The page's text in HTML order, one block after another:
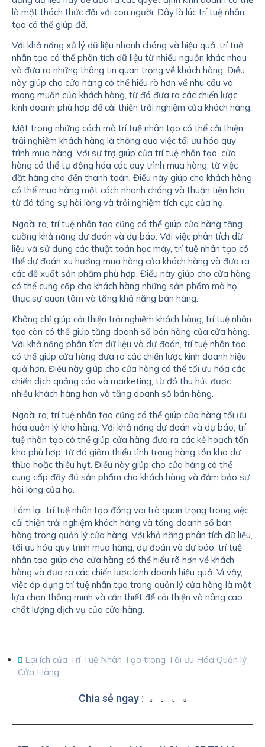
là một thách thức đối với con người. Đây là lúc trí tuệ nhân
tạo có thể giúp đỡ.
Với khả năng xử lý dữ liệu nhanh chóng và hiệu quả, trí tuệ
nhân tạo có thể phân tích dữ liệu từ nhiều nguồn khác nhau
và đưa ra những thông tin quan trọng về khách hàng. Điều
này giúp cho cửa hàng có thể hiểu rõ hơn về nhu cầu và
mong muốn của khách hàng, từ đó đưa ra các chiến lược
kinh doanh phù hợp để cải thiện trải nghiệm của khách hàng.
Một trong những cách mà trí tuệ nhân tạo có thể cải thiện
trải nghiệm khách hàng là thông qua việc tối ưu hóa quy
trình mua hàng. Với sự trợ giúp của trí tuệ nhân tạo, cửa
hàng có thể tự động hóa các quy trình mua hàng, từ việc
đặt hàng cho đến thanh toán. Điều này giúp cho khách hàng
có thể mua hàng một cách nhanh chóng và thuận tiện hơn,
từ đó tăng sự hài lòng và trải nghiệm tích cực của họ.
Ngoài ra, trí tuệ nhân tạo cũng có thể giúp cửa hàng tăng
cường khả năng dự đoán và dự báo. Với việc phân tích dữ
liệu và sử dụng các thuật toán học máy, trí tuệ nhân tạo có
thể dự đoán xu hướng mua hàng của khách hàng và đưa ra
các đề xuất sản phẩm phù hợp. Điều này giúp cho cửa hàng
có thể cung cấp cho khách hàng những sản phẩm mà họ
thực sự quan tâm và tăng khả năng bán hàng.
Không chỉ giúp cải thiện trải nghiệm khách hàng, trí tuệ nhân
tạo còn có thể giúp tăng doanh số bán hàng của cửa hàng.
Với khả năng phân tích dữ liệu và dự đoán, trí tuệ nhân tạo
có thể giúp cửa hàng đưa ra các chiến lược kinh doanh hiệu
quả hơn. Điều này giúp cho cửa hàng có thể tối ưu hóa các
chiến dịch quảng cáo và marketing, từ đó thu hút được
nhiều khách hàng hơn và tăng doanh số bán hàng.
Ngoài ra, trí tuệ nhân tạo cũng có thể giúp cửa hàng tối ưu
hóa quản lý kho hàng. Với khả năng dự đoán và dự báo, trí
tuệ nhân tạo có thể giúp cửa hàng đưa ra các kế hoạch tồn
kho phù hợp, từ đó giảm thiểu tình trạng hàng tồn kho dư
thừa hoặc thiếu hụt. Điều này giúp cho cửa hàng có thể
cung cấp đầy đủ sản phẩm cho khách hàng và đảm bảo sự
hài lòng của họ.
Tóm lại, trí tuệ nhân tạo đóng vai trò quan trọng trong việc
cải thiện trải nghiệm khách hàng và tăng doanh số bán
hàng trong quản lý cửa hàng. Với khả năng phân tích dữ liệu,
tối ưu hóa quy trình mua hàng, dự đoán và dự báo, trí tuệ
nhân tạo giúp cho cửa hàng có thể hiểu rõ hơn về khách
hàng và đưa ra các chiến lược kinh doanh hiệu quả. Vì vậy,
việc áp dụng trí tuệ nhân tạo trong quản lý cửa hàng là một
lựa chọn thông minh và cần thiết để cải thiện và nâng cao
chất lượng dịch vụ của cửa hàng.
Lợi ích của Trí Tuệ Nhân Tạo trong Tối ưu Hóa Quản lý
Cửa Hàng
Chia sẻ ngay :